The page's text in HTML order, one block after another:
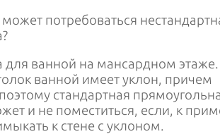
может потребоваться
для ванной на мансардном
ванной имеет уклон, причем
стандартная
и не поместиться, если, к
к стене с уклоном.